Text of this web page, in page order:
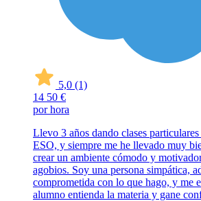
5,0 (1)
14 50 €
por hora
Llevo 3 años dando clases
ESO, y siempre me he llevado muy
crear un ambiente cómodo y
agobios. Soy una persona simpática,
comprometida con lo que hago, y me
alumno entienda la materia y gane